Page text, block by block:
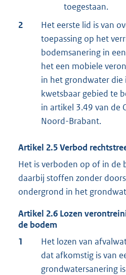
toegestaan.
2
Het eerste lid is van
toepassing op het
bodemsanering in
het een mobiele
in het grondwater die
kwetsbaar gebied te
in artikel 3.49 van de
Noord-Brabant.
Artikel 2.5Verbod
Het is verboden op of in de
daarbij stoffen zonder
ondergrond in het
Artikel 2.6 Lozen
de bodem
1
Het lozen van
dat afkomstig is van
grondwatersanering